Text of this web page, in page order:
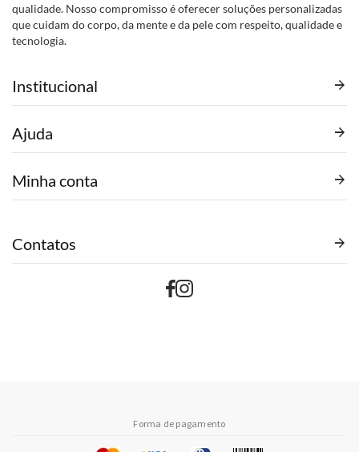
qualidade. Nosso compromisso é oferecer soluções personalizadas
que cuidam do corpo, da mente e da pele com respeito, qualidade e
tecnologia.
Institucional
Ajuda
Minha conta
Contatos
Forma de pagamento